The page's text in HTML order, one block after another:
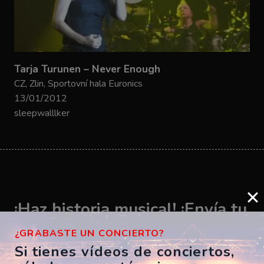
Tarja Turunen – Never Enough
CZ, Zlin, Sportovní hala Euronics
13/01/2012
sleepwalllker
¡Haz historia musical! ¡Envía tu
vídeo ahora!
¿GRABASTE UN CONCIERTO?
Si tienes vídeos de conciertos,